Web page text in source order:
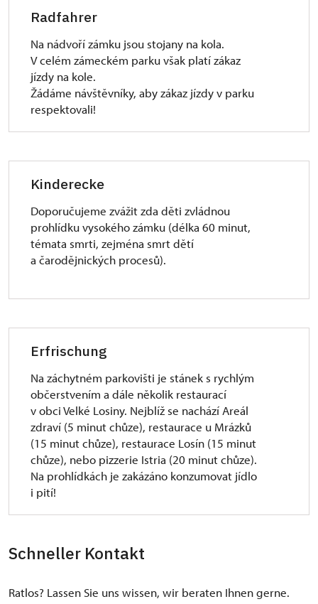
Radfahrer
Na nádvoří zámku jsou stojany na kola.
V celém zámeckém parku však platí zákaz
jízdy na kole.
Žádáme návštěvníky, aby zákaz jízdy v parku
respektovali!
Kinderecke
Doporučujeme zvážit zda děti zvládnou
prohlídku vysokého zámku (délka 60 minut,
témata smrti, zejména smrt dětí
a čarodějnických procesů).
Erfrischung
Na záchytném parkovišti je stánek s rychlým
občerstvením a dále několik restaurací
v obci Velké Losiny. Nejblíž se nachází Areál
zdraví (5 minut chůze), restaurace u Mrázků
(15 minut chůze), restaurace Losín (15 minut
chůze), nebo pizzerie Istria (20 minut chůze).
Na prohlídkách je zakázáno konzumovat jídlo
i pití!
Schneller Kontakt
Ratlos? Lassen Sie uns wissen, wir beraten Ihnen gerne.